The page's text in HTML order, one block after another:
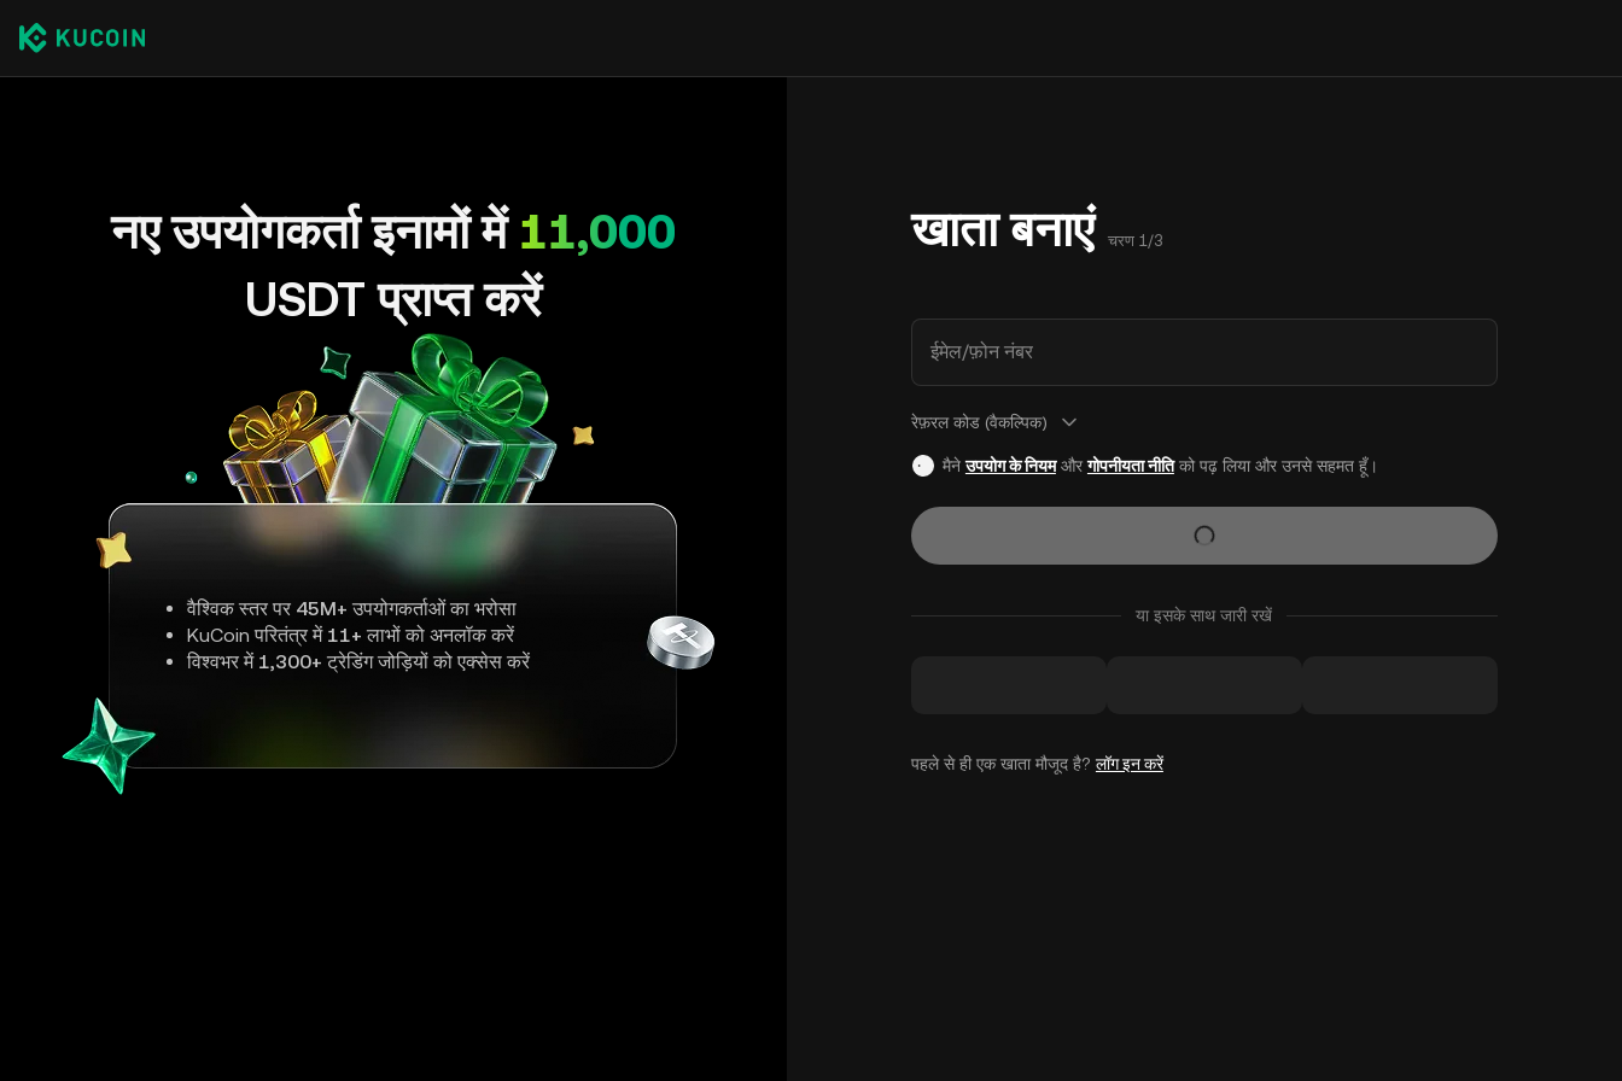
नए उपयोगकर्ता इनामों में 11,000
USDT प्राप्त करें
वैश्विक स्तर पर 45M+ उपयोगकर्ताओं का भरोसा
KuCoin परितंत्र में 11+ लाभों को अनलॉक करें
विश्वभर में 1,300+ ट्रेडिंग जोड़ियों को एक्सेस करें
खाता बनाएं चरण 1/3
ईमेल/फ़ोन नंबर
रेफ़रल कोड (वैकल्पिक)
मैनेउपयोग के नियमऔरगोपनीयता नीतिको पढ़ लिया और उनसे सहमत हूँ।
या इसके साथ जारी रखें
पहले से ही एक खाता मौजूद है? लॉग इन करें